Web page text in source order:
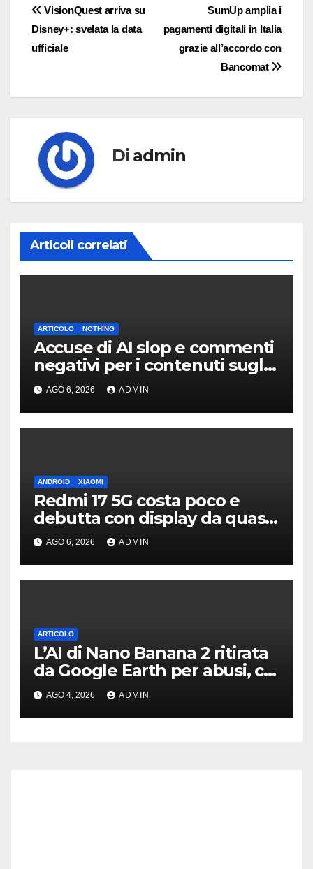
Navigazione
articoli
SumUp amplia i
pagamenti digitali in Italia
grazie all’accordo con
Bancomat
VisionQuest arriva su
Disney+: svelata la data
ufficiale
Di admin
Articoli correlati
ARTICOLO NOTHING
Accuse di AI slop e commenti
negativi per i contenuti sugli
auricolari CMF Clip Pro
AGO 6, 2026 ADMIN
ANDROID XIAOMI
Redmi 17 5G costa poco e
debutta con display da quasi
7 pollici e batteria enorme
AGO 6, 2026 ADMIN
ARTICOLO
L’AI di Nano Banana 2 ritirata
da Google Earth per abusi, chi
l’avrebbe mai detto?
AGO 4, 2026 ADMIN